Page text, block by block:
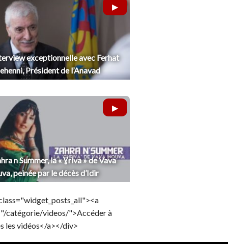
exceptionnelle avec Ferhat
Président de l’Anavad
n Summer, la « Ɣriva » de Vava
peinée par le décès d’Idir
catégorie/videos/">Accéder à
les vidéos</a></div>